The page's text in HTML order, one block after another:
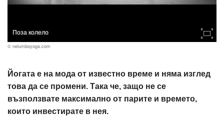
Поза колело
© nelumboyoga.com
Йогата е на мода от известно време и няма изглед
това да се промени. Така че, защо не се
възползвате максимално от парите и времето,
които инвестирате в нея.